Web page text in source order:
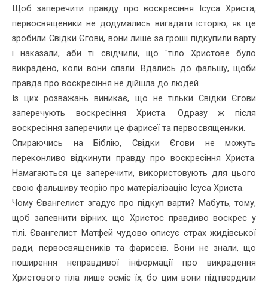
Щоб заперечити правду про воскресіння Ісуса Христа,
первосвященики не додумались вигадати історію, як це
зробили Свідки Єгови, вони лише за гроші підкупили варту
і наказали, аби ті свідчили, що "тіло Христове було
викрадено, коли вони спали. Вдались до фальшу, щоби
правда про воскресіння не дійшла до людей.
Із цих розважань виникає, що не тільки Свідки Єгови
заперечують воскресіння Христа. Одразу ж після
воскресіння заперечили це фарисеї та первосвященики.
Спираючись на Біблію, Свідки Єгови не можуть
переконливо відкинути правду про воскресіння Христа.
Намагаються це запе­речити, використовують для цього
свою фальшиву теорію про мате­ріалізацію Ісуса Христа.
Чому Євангелист згадує про підкуп варти? Мабуть, тому,
щоб запевнити вірних, що Христос правдиво воскрес у
тілі. Євангелист Матфей чудово описує страх жидівської
ради, первосвящеників та фарисеїв. Вони не знали, що
поширення неправдивої інформації про викрадення
Христового тіла лише осміє їх, бо цим вони підтвердили